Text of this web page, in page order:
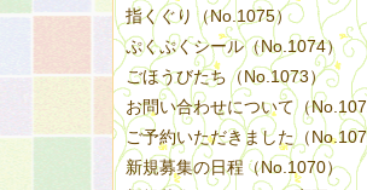
指くぐり（No.1075）
ぷくぷくシール（No.1074）
ごほうびたち（No.1073）
お問い合わせについて（
ご予約いただきました（
新規募集の日程（No.1070）